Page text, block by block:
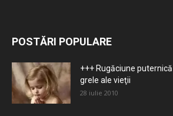
POSTĂRI POPULARE
+++ Rugăciune
grele ale vieţii
28 iulie 2010